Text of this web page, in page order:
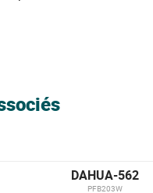
DAHUA-562
PFB203W